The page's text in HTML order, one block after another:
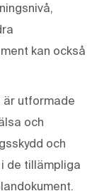
kan också
är utformade
och
och
de tillämpliga